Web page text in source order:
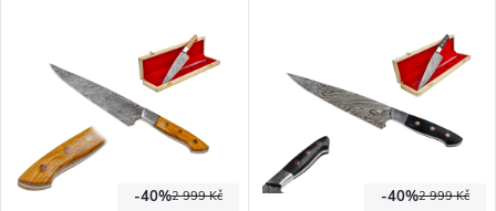
2 999 Kč
-40% 2 999 Kč
-40%